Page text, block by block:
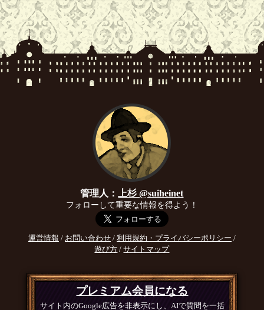
管理人：上杉 @suiheinet
フォローして重要な情報を得よう！
運営情報 / お問い合わせ/ 利用規約・プライバシーポリシー /
遊び方 /サイトマップ
プレミアム会員になる
サイト内のGoogle広告を非表示にし、AIで質問を一括